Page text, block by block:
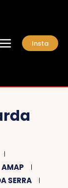
Insta
AMAP
SERRA